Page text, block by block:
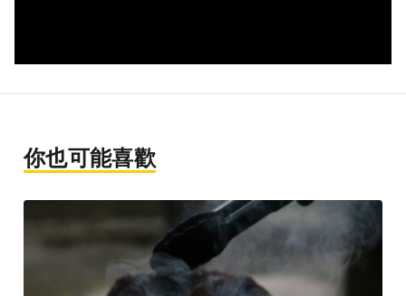
你也可能喜歡